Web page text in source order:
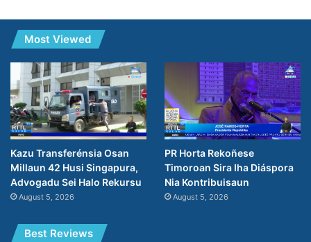
Most Viewed
Kazu Transferénsia Osan
Millaun 42 Husi Singapura,
Advogadu Sei Halo Rekursu
August 5, 2026
PR Horta Rekoñese
Timoroan Sira Iha Diáspora
Nia Kontribuisaun
August 5, 2026
Best Reviews